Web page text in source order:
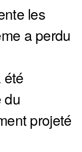
les
a perdu
été
du
projeté